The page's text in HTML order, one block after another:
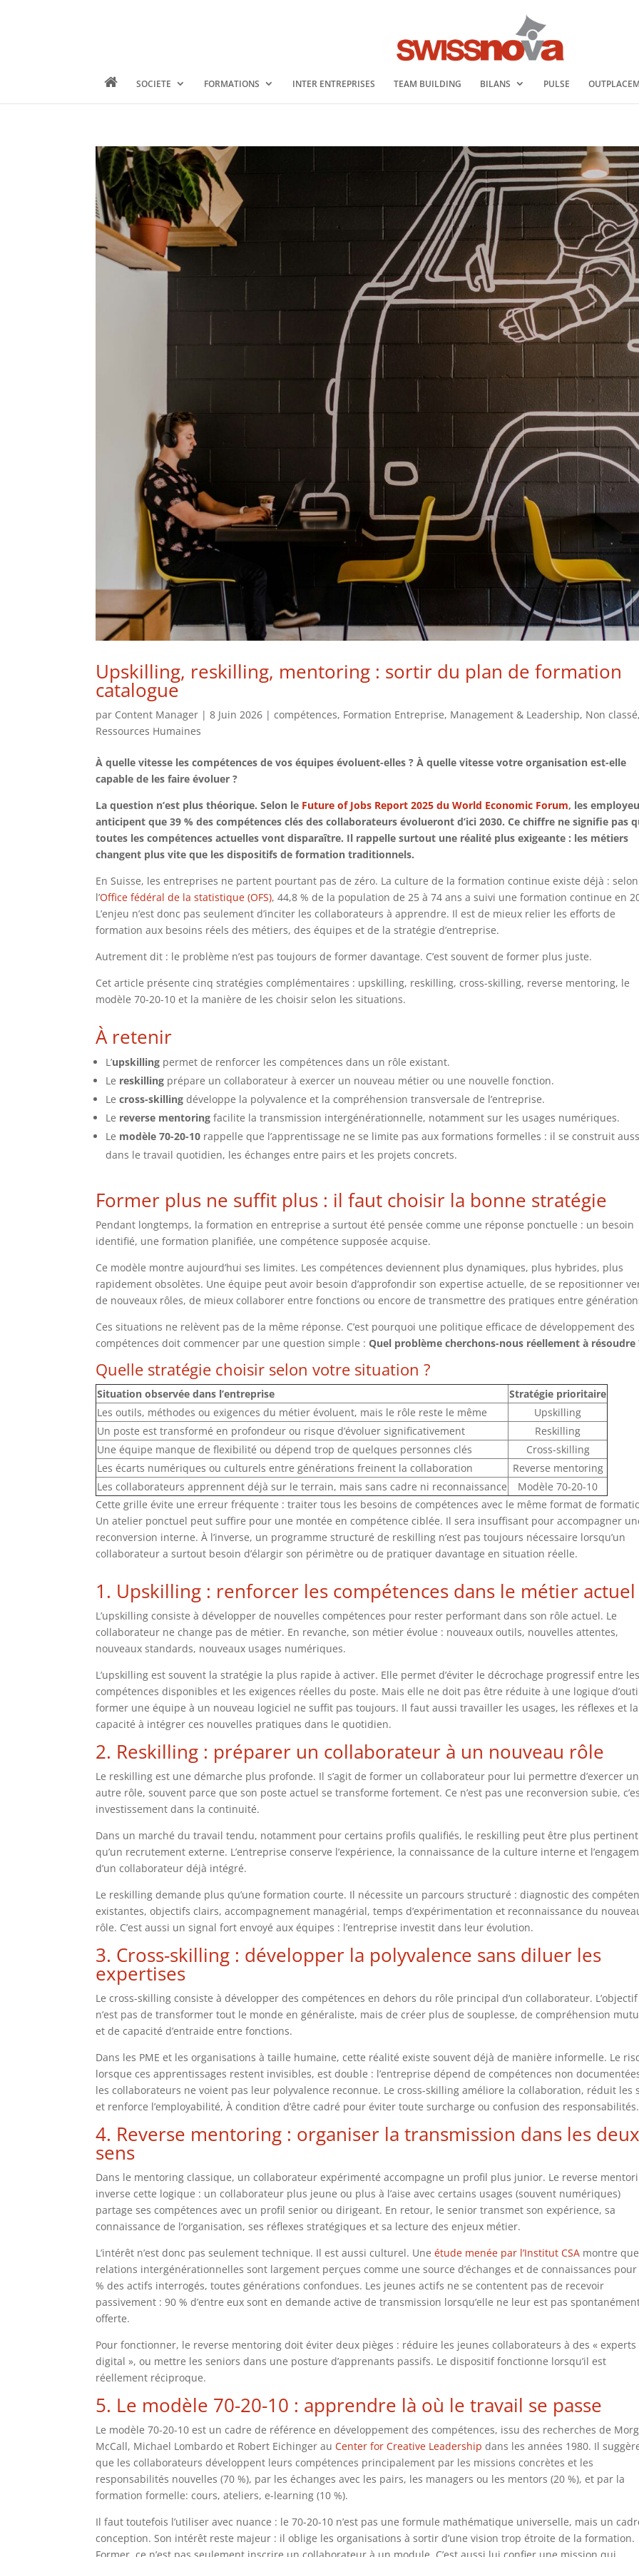
SOCIETE FORMATIONS INTER ENTREPRISES TEAM BUILDING BILANS PULSE
Upskilling, reskilling, mentoring : sortir du plan de formation
catalogue
par Content Manager |8 Juin 2026 |compétences, Formation Entreprise, Management & Leadership, Non classé
Ressources Humaines
À quelle vitesse les compétences de vos équipes évoluent-elles ? À quelle vitesse votre organisation est-elle
capable de les faire évoluer ?
La question n’est plus théorique. Selon le Future of Jobs Report 2025 du World Economic Forum, les
anticipent que 39 % des compétences clés des collaborateurs évolueront d’ici 2030. Ce chiffre ne signifie pas
toutes les compétences actuelles vont disparaître. Il rappelle surtout une réalité plus exigeante : les métiers
changent plus vite que les dispositifs de formation traditionnels.
En Suisse, les entreprises ne partent pourtant pas de zéro. La culture de la formation continue existe déjà : selon
l’Office fédéral de la statistique (OFS), 44,8 % de la population de 25 à 74 ans a suivi une formation continue en
L’enjeu n’est donc pas seulement d’inciter les collaborateurs à apprendre. Il est de mieux relier les efforts de
formation aux besoins réels des métiers, des équipes et de la stratégie d’entreprise.
Autrement dit : le problème n’est pas toujours de former davantage. C’est souvent de former plus juste.
Cet article présente cinq stratégies complémentaires : upskilling, reskilling, cross-skilling, reverse mentoring, le
modèle 70-20-10 et la manière de les choisir selon les situations.
À retenir
L’upskilling permet de renforcer les compétences dans un rôle existant.
Le reskilling prépare un collaborateur à exercer un nouveau métier ou une nouvelle fonction.
Lecross-skilling développe la polyvalence et la compréhension transversale de l’entreprise.
Le reverse mentoring facilite la transmission intergénérationnelle, notamment sur les usages numériques.
Le modèle 70-20-10 rappelle que l’apprentissage ne se limite pas aux formations formelles : il se construit
dans le travail quotidien, les échanges entre pairs et les projets concrets.
Former plus ne suffit plus : il faut choisir la bonne stratégie
Pendant longtemps, la formation en entreprise a surtout été pensée comme une réponse ponctuelle : un besoin
identifié, une formation planifiée, une compétence supposée acquise.
Ce modèle montre aujourd’hui ses limites. Les compétences deviennent plus dynamiques, plus hybrides, plus
rapidement obsolètes. Une équipe peut avoir besoin d’approfondir son expertise actuelle, de se repositionner
de nouveaux rôles, de mieux collaborer entre fonctions ou encore de transmettre des pratiques entre
Ces situations ne relèvent pas de la même réponse. C’est pourquoi une politique efficace de développement des
compétences doit commencer par une question simple :Quel problème cherchons-nous réellement à résoudre
Quelle stratégie choisir selon votre situation ?
Situation observée dans l’entreprise
Stratégie prioritaire
Les outils, méthodes ou exigences du métier évoluent, mais le rôle reste le même
Upskilling
Un poste est transformé en profondeur ou risque d’évoluer significativement
Reskilling
Une équipe manque de flexibilité ou dépend trop de quelques personnes clés
Cross-skilling
Les écarts numériques ou culturels entre générations freinent la collaboration
Reverse mentoring
Les collaborateurs apprennent déjà sur le terrain, mais sans cadre ni reconnaissance
Modèle 70-20-10
Cette grille évite une erreur fréquente : traiter tous les besoins de compétences avec le même format de
Un atelier ponctuel peut suffire pour une montée en compétence ciblée. Il sera insuffisant pour accompagner
reconversion interne. À l’inverse, un programme structuré de reskilling n’est pas toujours nécessaire lorsqu’un
collaborateur a surtout besoin d’élargir son périmètre ou de pratiquer davantage en situation réelle.
1. Upskilling : renforcer les compétences dans le métier actuel
L’upskilling consiste à développer de nouvelles compétences pour rester performant dans son rôle actuel. Le
collaborateur ne change pas de métier. En revanche, son métier évolue : nouveaux outils, nouvelles attentes,
nouveaux standards, nouveaux usages numériques.
L’upskilling est souvent la stratégie la plus rapide à activer. Elle permet d’éviter le décrochage progressif entre
compétences disponibles et les exigences réelles du poste. Mais elle ne doit pas être réduite à une logique
former une équipe à un nouveau logiciel ne suffit pas toujours. Il faut aussi travailler les usages, les réflexes et la
capacité à intégrer ces nouvelles pratiques dans le quotidien.
2. Reskilling : préparer un collaborateur à un nouveau rôle
Le reskilling est une démarche plus profonde. Il s’agit de former un collaborateur pour lui permettre d’exercer un
autre rôle, souvent parce que son poste actuel se transforme fortement. Ce n’est pas une reconversion subie,
investissement dans la continuité.
Dans un marché du travail tendu, notamment pour certains profils qualifiés, le reskilling peut être plus pertinent
qu’un recrutement externe. L’entreprise conserve l’expérience, la connaissance de la culture interne et
d’un collaborateur déjà intégré.
Le reskilling demande plus qu’une formation courte. Il nécessite un parcours structuré : diagnostic des
existantes, objectifs clairs, accompagnement managérial, temps d’expérimentation et reconnaissance du
rôle. C’est aussi un signal fort envoyé aux équipes : l’entreprise investit dans leur évolution.
3. Cross-skilling : développer la polyvalence sans diluer les
expertises
Le cross-skilling consiste à développer des compétences en dehors du rôle principal d’un collaborateur. L’objectif
n’est pas de transformer tout le monde en généraliste, mais de créer plus de souplesse, de compréhension
et de capacité d’entraide entre fonctions.
Dans les PME et les organisations à taille humaine, cette réalité existe souvent déjà de manière informelle. Le
lorsque ces apprentissages restent invisibles, est double : l’entreprise dépend de compétences non
les collaborateurs ne voient pas leur polyvalence reconnue. Le cross-skilling améliore la collaboration, réduit les
et renforce l’employabilité, À condition d’être cadré pour éviter toute surcharge ou confusion des responsabilités.
4. Reverse mentoring : organiser la transmission dans les
sens
Dans le mentoring classique, un collaborateur expérimenté accompagne un profil plus junior. Le reverse
inverse cette logique : un collaborateur plus jeune ou plus à l’aise avec certains usages (souvent numériques)
partage ses compétences avec un profil senior ou dirigeant. En retour, le senior transmet son expérience, sa
connaissance de l’organisation, ses réflexes stratégiques et sa lecture des enjeux métier.
L’intérêt n’est donc pas seulement technique. Il est aussi culturel. Uneétude menée par l’Institut CSA montre
relations intergénérationnelles sont largement perçues comme une source d’échanges et de connaissances pour
% des actifs interrogés, toutes générations confondues. Les jeunes actifs ne se contentent pas de recevoir
passivement : 90 % d’entre eux sont en demande active de transmission lorsqu’elle ne leur est pas
offerte.
Pour fonctionner, le reverse mentoring doit éviter deux pièges : réduire les jeunes collaborateurs à des «
digital », ou mettre les seniors dans une posture d’apprenants passifs. Le dispositif fonctionne lorsqu’il est
réellement réciproque.
5. Le modèle 70-20-10 : apprendre là où le travail se passe
Le modèle 70-20-10 est un cadre de référence en développement des compétences, issu des recherches de
McCall, Michael Lombardo et Robert Eichinger auCenter for Creative Leadership dans les années 1980. Il
que les collaborateurs développent leurs compétences principalement par les missions concrètes et les
responsabilités nouvelles (70 %), par les échanges avec les pairs, les managers ou les mentors (20 %), et par la
formation formelle: cours, ateliers, e-learning (10 %).
Il faut toutefois l’utiliser avec nuance : le 70-20-10 n’est pas une formule mathématique universelle, mais un
conception. Son intérêt reste majeur : il oblige les organisations à sortir d’une vision trop étroite de la formation.